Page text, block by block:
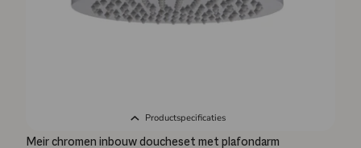
Productspecificaties
Meir chromen inbouw doucheset met plafondarm